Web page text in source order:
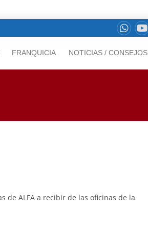
FRANQUICIA NOTICIAS / CONSEJOS
de ALFA a recibir de las oficinas de la